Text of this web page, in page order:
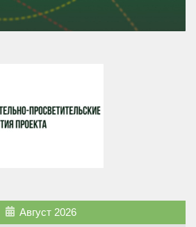
Август 2026